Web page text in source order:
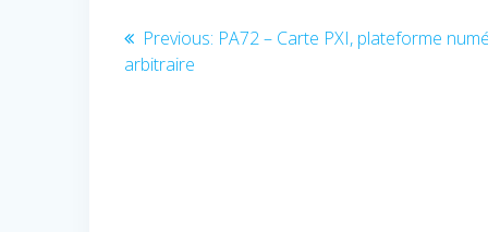
Navigation
de
Previous: Previous
PA72 – Carte PXI, plateforme
arbitraire